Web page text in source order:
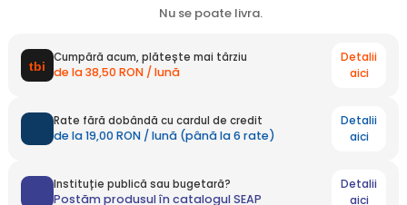
Nu se poate livra.
Cumpără acum, plătește mai târziu
de la 38,50 RON / lună
Detalii
aici
Rate fără dobândă cu cardul de credit
de la 19,00 RON / lună (până la 6 rate)
Detalii
aici
Instituție publică sau bugetară?
Postăm produsul în catalogul SEAP
Detalii
aici